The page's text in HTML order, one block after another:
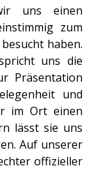
uns einen
zum
haben.
uns die
Präsentation
und
im Ort einen
lässt sie uns
Auf unserer
offizieller